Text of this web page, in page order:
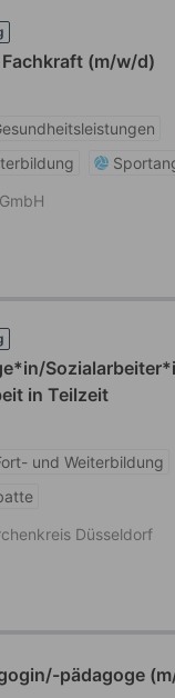
(m/w/d)
in Teilzeit
und Weiterbildung
Düsseldorf
pädagoge